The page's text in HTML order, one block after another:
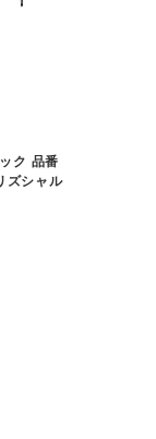
ク 品番
シャル